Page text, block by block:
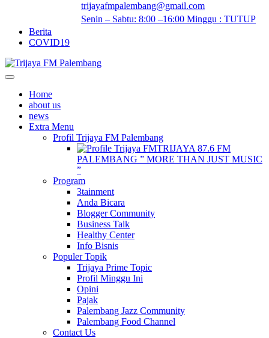
trijayafmpalembang@gmail.com
Senin – Sabtu: 8:00 –16:00 Minggu : TUTUP
Berita
COVID19
Home
about us
news
Extra Menu
Profil Trijaya FM Palembang
TRIJAYA 87.6 FM
PALEMBANG ” MORE THAN JUST MUSIC
”
Program
3tainment
Anda Bicara
Blogger Community
Business Talk
Healthy Center
Info Bisnis
Populer Topik
Trijaya Prime Topic
Profil Minggu Ini
Opini
Pajak
Palembang Jazz Community
Palembang Food Channel
Contact Us